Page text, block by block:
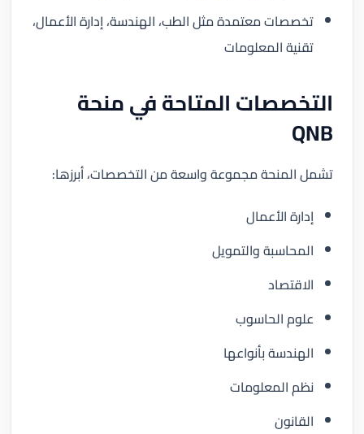
تخصصات معتمدة مثل الطب، الهندسة، إدارة الأعمال،
تقنية المعلومات
التخصصات المتاحة في منحة
QNB
تشمل المنحة مجموعة واسعة من التخصصات، أبرزها:
إدارة الأعمال
المحاسبة والتمويل
الاقتصاد
علوم الحاسوب
الهندسة بأنواعها
نظم المعلومات
القانون